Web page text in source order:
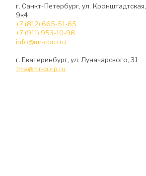
г. Санкт-Петербург, ул. Кронштадтская,
9к4
+7 (812) 665-51-65
+7 (911) 953-10-98
info@mr-corp.ru
г. Екатеринбург, ул. Луначарского, 31
tma@mr-corp.ru